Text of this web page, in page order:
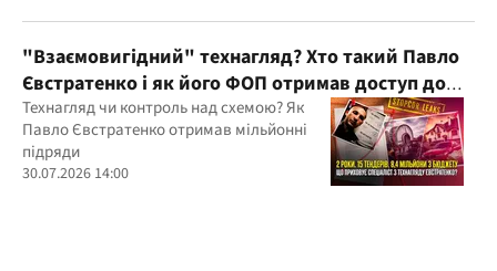
"Взаємовигідний" технагляд? Хто такий Павло
Євстратенко і як його ФОП отримав доступ до
бюджетних мільйонів?
Технагляд чи контроль над схемою? Як
Павло Євстратенко отримав мільйонні
підряди
30.07.2026 14:00